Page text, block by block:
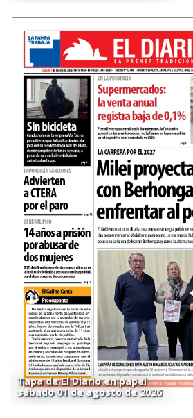
Tapa de El Diario en papel
sábado 01 de agosto de 2026